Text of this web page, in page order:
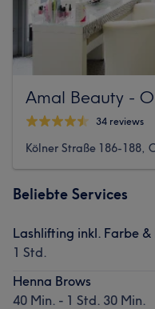
Amal Beauty -
34 reviews
Kölner Straße 186-188,
Beliebte Services
Lashlifting inkl. Farbe &
1 Std.
Henna Brows
40 Min. - 1 Std. 30 Min.